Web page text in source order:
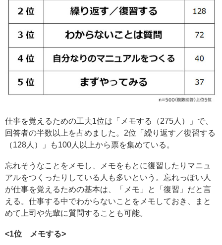
仕事を覚えるための工夫1位は「メモする（275人）」で、
回答者の半数以上を占めました。2位「繰り返す／復習する
（128人）」も100人以上から票を集めている。
忘れそうなことをメモし、メモをもとに復習したりマニュ
アルをつくったりしている人も多いという。忘れっぽい人
が仕事を覚えるための基本は、「メモ」と「復習」だと言
える。仕事する中でわからないことをメモしておき、まと
めて上司や先輩に質問することも可能。
<1位 メモする>